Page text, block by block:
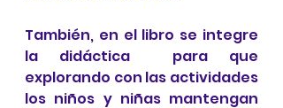
También, en el libro se integre
la didáctica  para que
explorando con las actividades
los niños y niñas mantengan